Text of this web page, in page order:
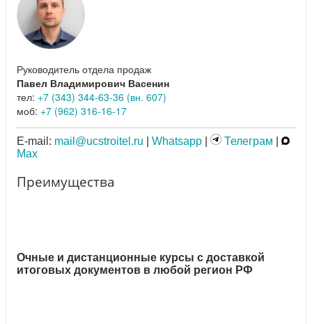
Руководитель отдела продаж
Павел Владимирович Васенин
тел: +7 (343) 344-63-36 (вн. 607)
моб: +7 (962) 316-16-17
E-mail: mail@ucstroitel.ru Whatsapp Телеграм
Max
Преимущества
Очные и дистанционные курсы с доставкой
итоговых документов в любой регион РФ